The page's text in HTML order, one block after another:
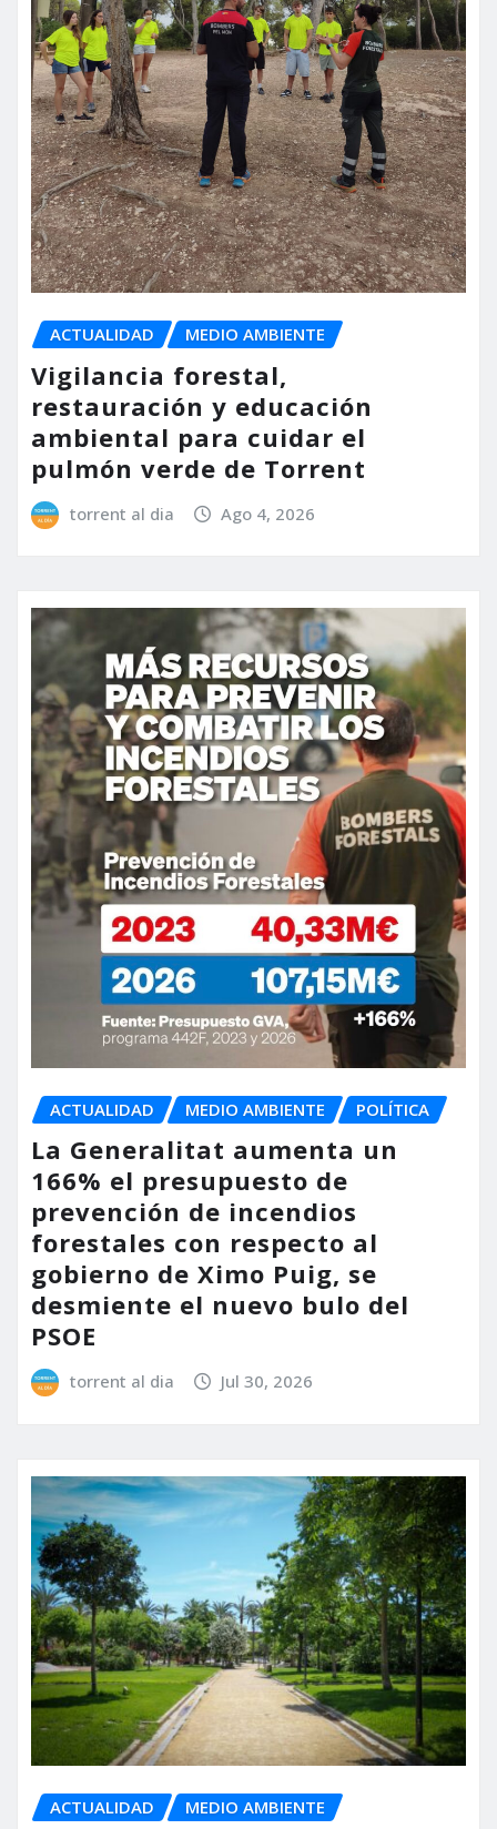
ACTUALIDAD MEDIO AMBIENTE
Vigilancia forestal,
restauración y educación
ambiental para cuidar el
pulmón verde de Torrent
torrent al dia Ago 4, 2026
ACTUALIDAD MEDIO AMBIENTE POLÍTICA
La Generalitat aumenta un
166% el presupuesto de
prevención de incendios
forestales con respecto al
gobierno de Ximo Puig, se
desmiente el nuevo bulo del
PSOE
torrent al dia Jul 30, 2026
ACTUALIDAD MEDIO AMBIENTE